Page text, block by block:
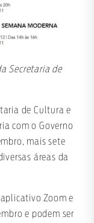
Secretaria de
de Cultura e
com o Governo
mais sete
áreas da
Zoom e
e podem ser